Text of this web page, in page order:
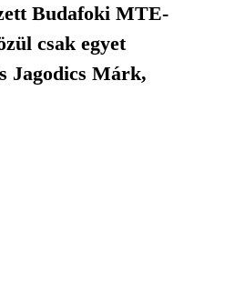
Budafoki MTE-
csak egyet
Jagodics Márk,